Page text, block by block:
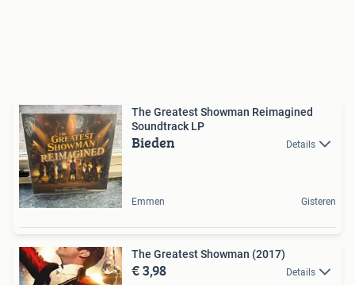
The Greatest Showman Reimagined
Soundtrack LP
Bieden Details
Emmen Gisteren
The Greatest Showman (2017)
€ 3,98 Details